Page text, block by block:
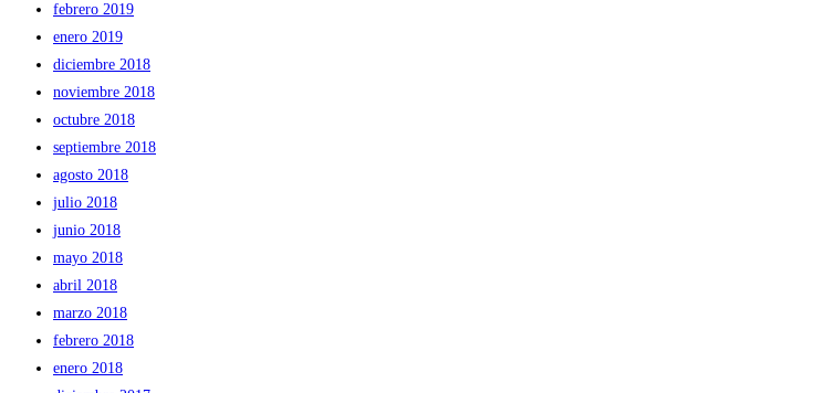
febrero 2019
enero 2019
diciembre 2018
noviembre 2018
octubre 2018
septiembre 2018
agosto 2018
julio 2018
junio 2018
mayo 2018
abril 2018
marzo 2018
febrero 2018
enero 2018